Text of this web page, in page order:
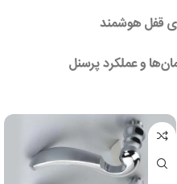
قفل هوشمند
و عملکرد پرسنل